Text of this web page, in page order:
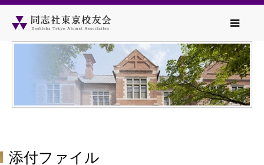
添付ファイル